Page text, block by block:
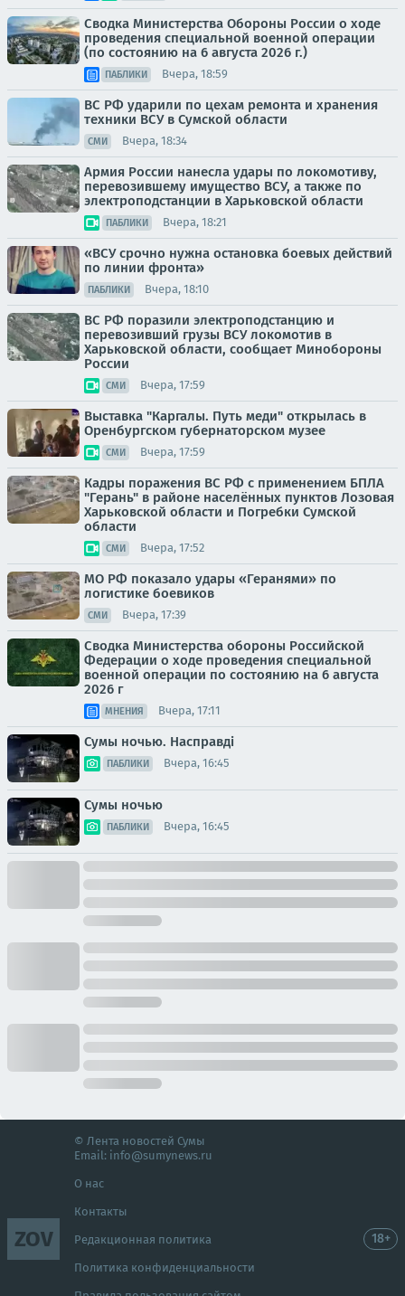
Сводка Министерства Обороны России о ходе
проведения специальной военной операции
(по состоянию на 6 августа 2026 г.)
ПАБЛИКИ Вчера, 18:59
ВС РФ ударили по цехам ремонта и хранения
техники ВСУ в Сумской области
СМИ Вчера, 18:34
Армия России нанесла удары по локомотиву,
перевозившему имущество ВСУ, а также по
электроподстанции в Харьковской области
ПАБЛИКИ Вчера, 18:21
«ВСУ срочно нужна остановка боевых действий
по линии фронта»
ПАБЛИКИ Вчера, 18:10
ВС РФ поразили электроподстанцию и
перевозивший грузы ВСУ локомотив в
Харьковской области, сообщает Минобороны
России
СМИ Вчера, 17:59
Выставка "Каргалы. Путь меди" открылась в
Оренбургском губернаторском музее
СМИ Вчера, 17:59
Кадры поражения ВС РФ с применением БПЛА
"Герань" в районе населённых пунктов Лозовая
Харьковской области и Погребки Сумской
области
СМИ Вчера, 17:52
МО РФ показало удары «Геранями» по
логистике боевиков
СМИ Вчера, 17:39
Сводка Министерства обороны Российской
Федерации о ходе проведения специальной
военной операции по состоянию на 6 августа
2026 г
МНЕНИЯ Вчера, 17:11
Сумы ночью. Насправді
ПАБЛИКИ Вчера, 16:45
Сумы ночью
ПАБЛИКИ Вчера, 16:45
ZOV
© Лента новостей Сумы
Email: info@sumynews.ru
О нас
Контакты
Редакционная политика
Политика конфиденциальности
18+